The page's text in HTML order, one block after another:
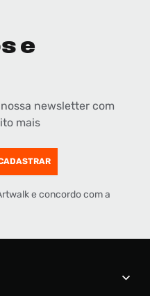
e
newsletter com
mais
e concordo com a